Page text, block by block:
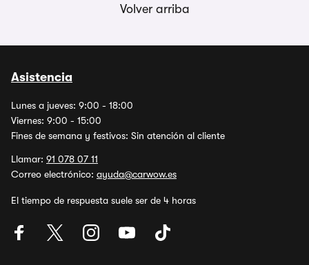
Volver arriba
Asistencia
Lunes a jueves: 9:00 - 18:00
Viernes: 9:00 - 15:00
Fines de semana y festivos: Sin atención al cliente
Llamar: 91 078 07 11
Correo electrónico: ayuda@carwow.es
El tiempo de respuesta suele ser de 4 horas